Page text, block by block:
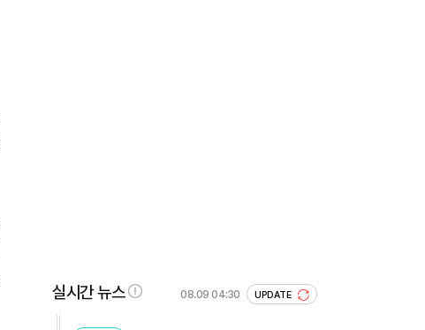
실시간 뉴스 08.09 04:30 UPDATE